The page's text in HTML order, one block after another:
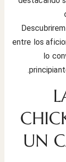
entre los
lo
UN